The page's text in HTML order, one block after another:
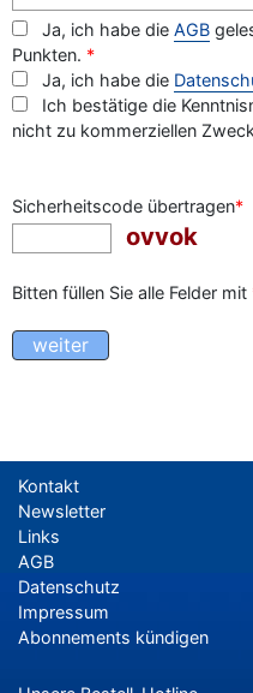
Ja, ich habe die AGB
Punkten. *
Ja, ich habe die
Ich bestätige die
nicht zu kommerziellen
Sicherheitscode übertragen*
ovvok
Bitten füllen Sie alle Felder mit
Kontakt
Newsletter
Links
AGB
Datenschutz
Impressum
Abonnements kündigen